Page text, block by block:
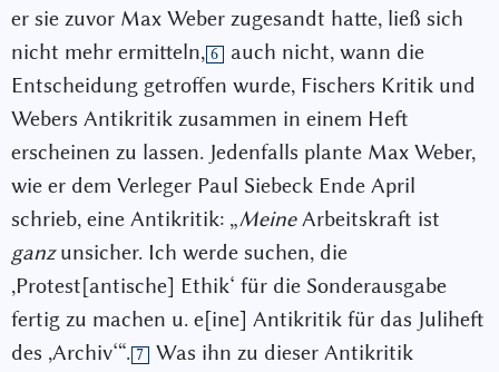
er sie zuvor Max Weber zugesandt hatte, ließ sich
nicht mehr ermitteln, 6
auch nicht, wann die
Entscheidung getroffen wurde, Fischers Kritik und
Webers Antikritik zusammen in einem Heft
erscheinen zu lassen. Jedenfalls plante Max Weber,
wie er dem Verleger Paul Siebeck Ende April
schrieb, eine Antikritik: „MeineArbeitskraft ist
ganzunsicher. Ich werde suchen, die
,Protest[antische] Ethik‘ für die Sonderausgabe
fertig zu machen u. e[ine] Antikritik für das Juliheft
des ,Archiv‘“. 7
Was ihn zu dieser Antikritik